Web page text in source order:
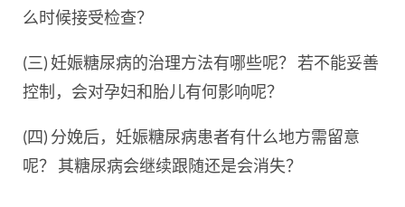
么时候接受检查？
(三) 妊娠糖尿病的治理方法有哪些呢？ 若不能妥善
控制，会对孕妇和胎儿有何影响呢？
(四) 分娩后，妊娠糖尿病患者有什么地方需留意
呢？ 其糖尿病会继续跟随还是会消失？